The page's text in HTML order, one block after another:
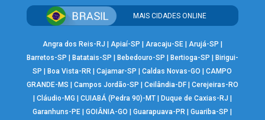
MAIS CIDADES ONLINE
Angra dos Reis-RJ | Apiaí-SP | Aracaju-SE| Arujá-SP |
Barretos-SP | Batatais-SP | Bebedouro-SP | Bertioga-SP | Birigui-
SP |Boa Vista-RR |Cajamar-SP |Caldas Novas-GO |CAMPO
GRANDE-MS | Campos Jordão-SP | Ceilândia-DF| Cerejeiras-RO
| Cláudio-MG | CUIABÁ (Pedra 90)-MT| Duque de Caxias-RJ |
Garanhuns-PE |GOIÂNIA-GO |Guarapuava-PR |Guariba-SP |